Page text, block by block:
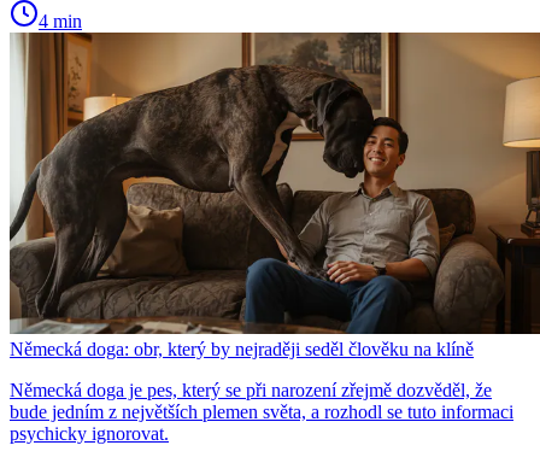
4 min
Německá doga: obr, který by nejraději seděl člověku na klíně
Německá doga je pes, který se při narození zřejmě dozvěděl, že
bude jedním z největších plemen světa, a rozhodl se tuto informaci
psychicky ignorovat.